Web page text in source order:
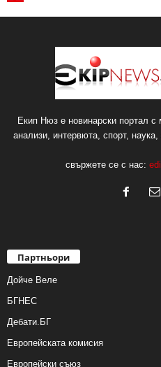
Екип Нюз е новинарски портал с
анализи, интервюта, спорт,
свържете се с нас:
Партньори
Дойче Веле
БГНЕС
Дебати.БГ
Европейската комисия
Европейски съюз